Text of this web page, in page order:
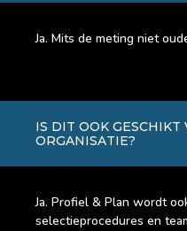
Ja. Mits de meting niet
IS DIT OOK
ORGANISATIE?
Ja. Profiel & Plan wordt
selectieprocedures en